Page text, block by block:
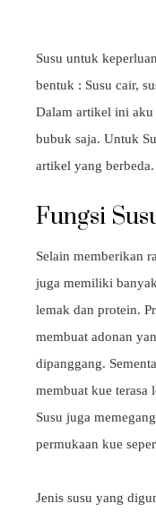
Susu untuk
bentuk : Susu cair,
Dalam artikel ini aku
bubuk saja. Untuk
artikel yang berbeda.
Fungsi
Selain memberikan
juga memiliki
lemak dan protein.
membuat adonan
dipanggang.
membuat kue terasa
Susu juga
permukaan kue
Jenis susu yang